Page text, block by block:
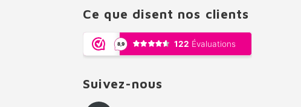
Ce que disent nos clients
Suivez-nous